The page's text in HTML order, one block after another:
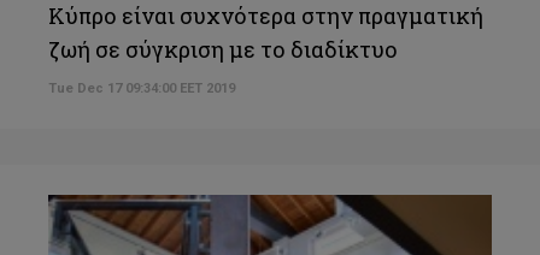
Κύπρο είναι συχνότερα στην πραγματική
ζωή σε σύγκριση με το διαδίκτυο
Tue Dec 17 09:34:00 EET 2019